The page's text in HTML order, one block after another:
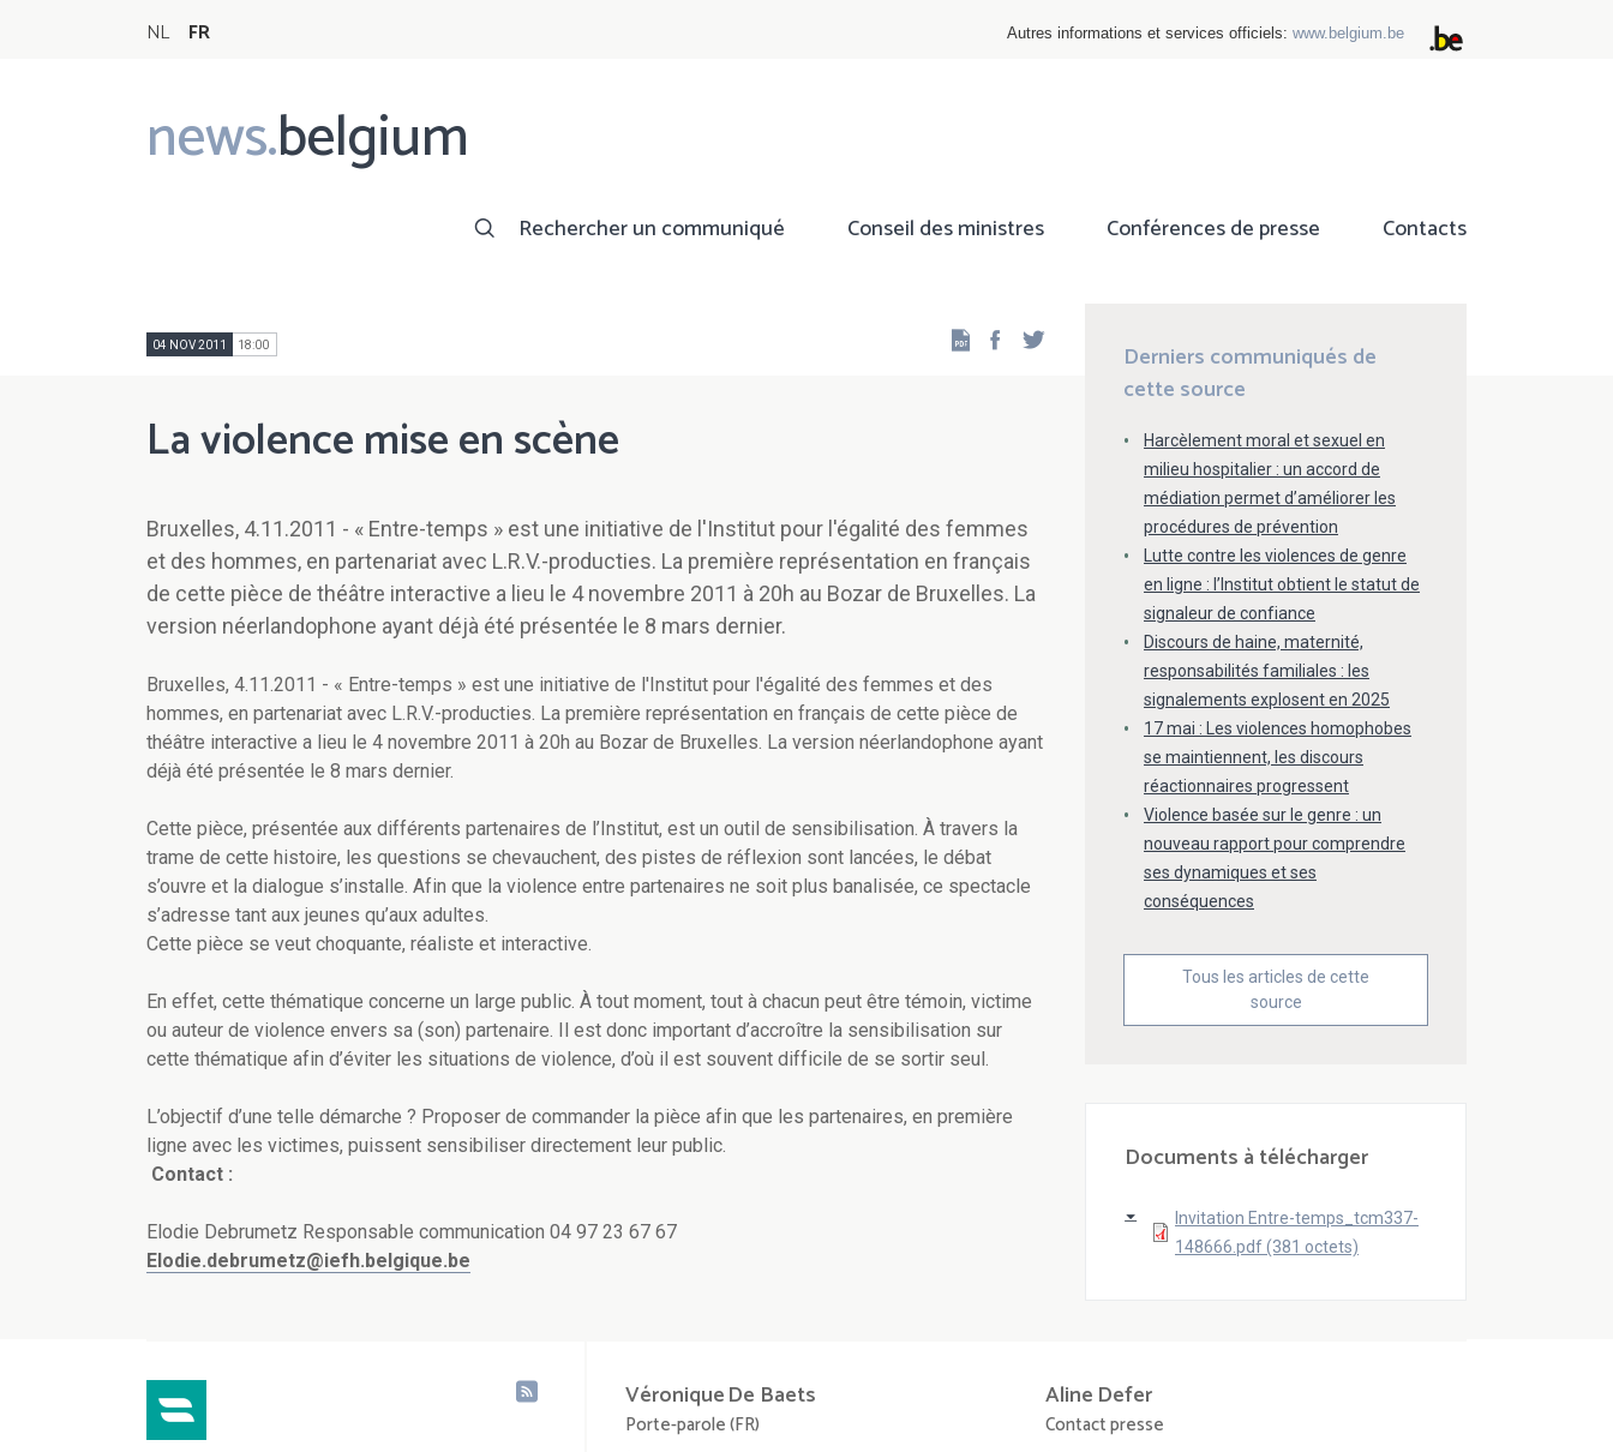
NL FR Autres informations et services officiels: www.belgium.be
news.belgium
Main
navigation
Rechercher un communiqué Conseil des ministres Conférences de presse Contacts
04 NOV 2011 18:00 Facebook
La violence mise en scène
Bruxelles, 4.11.2011 - « Entre-temps » est une initiative de l'Institut pour l'égalité des femmes
et des hommes, en partenariat avec L.R.V.-producties. La première représentation en français
de cette pièce de théâtre interactive a lieu le 4 novembre 2011 à 20h au Bozar de Bruxelles. La
version néerlandophone ayant déjà été présentée le 8 mars dernier.
Bruxelles, 4.11.2011 - « Entre-temps » est une initiative de l'Institut pour l'égalité des femmes et des
hommes, en partenariat avec L.R.V.-producties. La première représentation en français de cette pièce de
théâtre interactive a lieu le 4 novembre 2011 à 20h au Bozar de Bruxelles. La version néerlandophone ayant
déjà été présentée le 8 mars dernier.
Cette pièce, présentée aux différents partenaires de l’Institut, est un outil de sensibilisation. À travers la
trame de cette histoire, les questions se chevauchent, des pistes de réflexion sont lancées, le débat
s’ouvre et la dialogue s’installe. Afin que la violence entre partenaires ne soit plus banalisée, ce spectacle
s’adresse tant aux jeunes qu’aux adultes.
Cette pièce se veut choquante, réaliste et interactive.
En effet, cette thématique concerne un large public. À tout moment, tout à chacun peut être témoin, victime
ou auteur de violence envers sa (son) partenaire. Il est donc important d’accroître la sensibilisation sur
cette thématique afin d’éviter les situations de violence, d’où il est souvent difficile de se sortir seul.
L’objectif d’une telle démarche ? Proposer de commander la pièce afin que les partenaires, en première
ligne avec les victimes, puissent sensibiliser directement leur public.
Contact :
Elodie Debrumetz Responsable communication 04 97 23 67 67
Elodie.debrumetz@iefh.belgique.be
Derniers communiqués de
cette source
Harcèlement moral et sexuel en
milieu hospitalier : un accord de
médiation permet d’améliorer les
procédures de prévention
Lutte contre les violences de genre
en ligne : l’Institut obtient le statut de
signaleur de confiance
Discours de haine, maternité,
responsabilités familiales : les
signalements explosent en 2025
17 mai : Les violences homophobes
se maintiennent, les discours
réactionnaires progressent
Violence basée sur le genre : un
nouveau rapport pour comprendre
ses dynamiques et ses
conséquences
Tous les articles de cette
source
Documents à télécharger
Invitation Entre-temps_tcm337-
148666.pdf (381 octets)
VéroniqueDe Baets
Porte-parole (FR)
Aline Defer
Contact presse